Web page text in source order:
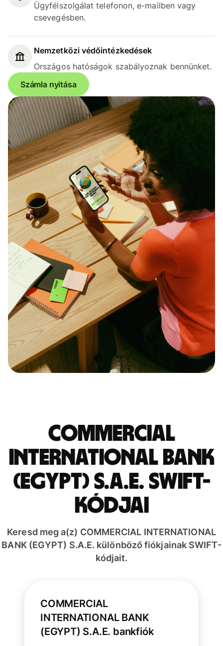
Ügyfélszolgálat telefonon, e-mailben vagy
csevegésben.
Nemzetközi védőintézkedések
Országos hatóságok szabályoznak bennünket.
Számla nyitása
COMMERCIAL
INTERNATIONAL BANK
(EGYPT) S.A.E. SWIFT-
kódjai
Keresd meg a(z) COMMERCIAL INTERNATIONAL
BANK (EGYPT) S.A.E. különböző fiókjainak SWIFT-
kódjait.
COMMERCIAL
INTERNATIONAL BANK
(EGYPT) S.A.E. bankfiók